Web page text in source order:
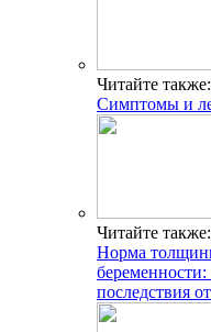
Читайте также:
Симптомы и
Читайте также:
Норма
последствия